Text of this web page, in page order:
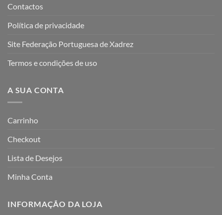
Contactos
Política de privacidade
Site Federação Portuguesa de Xadrez
Termos e condições de uso
A SUA CONTA
Carrinho
Checkout
Lista de Desejos
Minha Conta
INFORMAÇÃO DA LOJA